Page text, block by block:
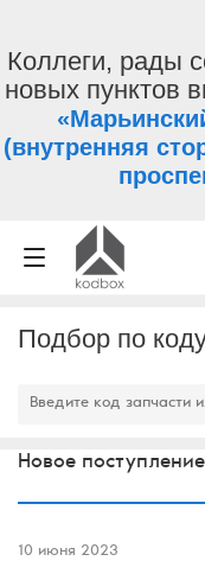
Коллеги, рады
новых пунктов
(внутренняя
Подбор по
Новое
10 июня 2023